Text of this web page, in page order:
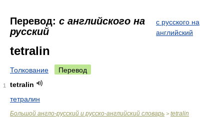
Перевод: с английского на
русский
с русского на
английский
tetralin
Толкование Перевод
1
tetralin
тетралин
Большой англо-русский и русско-английский словарь > tetralin